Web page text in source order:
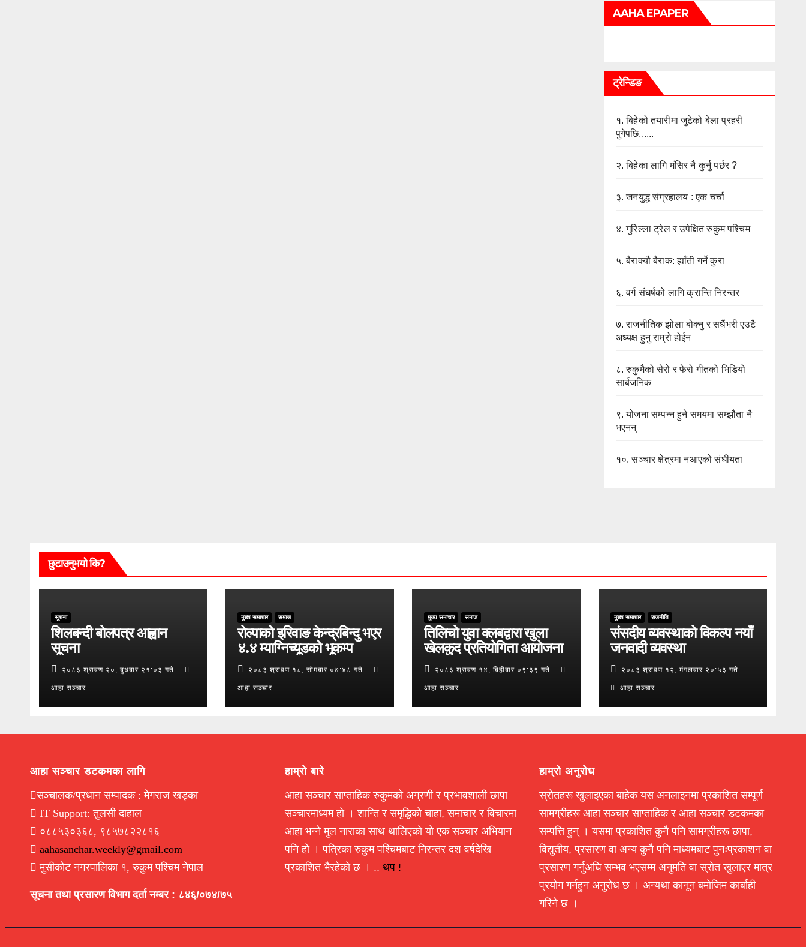
AAHA EPAPER
ट्रेन्डिङ
१.बिहेको तयारीमा जुटेको बेला प्रहरी
पुगेपछि......
२.बिहेका लागि मंसिर नै कुर्नु पर्छर ?
३.जनयुद्ध संग्रहालय : एक चर्चा
४.गुरिल्ला ट्रेल र उपेक्षित रुकुम पश्चिम
५.बैराक्यौ बैराक: ह्याँती गर्ने कुरा
६.वर्ग संघर्षको लागि क्रान्ति निरन्तर
७.राजनीतिक झोला बोक्नु र सधैंभरी एउटै
अध्यक्ष हुनु राम्रो होईन
८.रुकुमैको सेरो र फेरो गीतको भिडियो
सार्बजनिक
९.योजना सम्पन्न हुने समयमा सम्झौता नै
भएनन्
१०.सञ्चार क्षेत्रमा नआएको संघीयता
छुटाउनुभयो कि?
सूचना
शिलबन्दी बोलपत्र आह्वान
सूचना
२०८३ श्रावण २०, बुधबार २१:०३ गते
आहा सञ्चार
मुख्य समाचार समाज
रोल्पाको इरिवाङ केन्द्रबिन्दु भएर
४.४ म्याग्निच्यूडको भूकम्प
२०८३ श्रावण १८, सोमबार ०७:४८ गते
आहा सञ्चार
मुख्य समाचार समाज
तिलिचो युवा क्लबद्वारा खुला
खेलकुद प्रतियोगिता आयोजना
२०८३ श्रावण १४, बिहीबार ०९:३९ गते
आहा सञ्चार
मुख्य समाचार राजनीति
संसदीय व्यवस्थाको विकल्प नयाँ
जनवादी व्यवस्था
२०८३ श्रावण १२, मंगलवार २०:५३ गते
आहा सञ्चार
आहा सञ्चार डटकमका लागि
सञ्चालक/प्रधान सम्पादक : मेगराज खड्का
IT Support: तुलसी दाहाल
०८८५३०३६८, ९८५७८२२८१६
aahasanchar.weekly@gmail.com
मुसीकोट नगरपालिका १, रुकुम पश्चिम नेपाल
सूचना तथा प्रसारण विभाग दर्ता नम्बर : ८४६/०७४/७५
हाम्रो बारे
आहा सञ्चार साप्ताहिक रुकुमको अग्रणी र प्रभावशाली छापा
सञ्चारमाध्यम हो । शान्ति र समृद्धिको चाहा, समाचार र विचारमा
आहा भन्ने मुल नाराका साथ थालिएको यो एक सञ्चार अभियान
पनि हो । पत्रिका रुकुम पश्चिमबाट निरन्तर दश वर्षदेखि
प्रकाशित भैरहेको छ । .. थप !
हाम्रो अनुरोध
स्रोतहरू खुलाइएका बाहेक यस अनलाइनमा प्रकाशित सम्पूर्ण
सामग्रीहरू आहा सञ्चार साप्ताहिक र आहा सञ्चार डटकमका
सम्पत्ति हुन् । यसमा प्रकाशित कुनै पनि सामग्रीहरू छापा,
विद्युतीय, प्रसारण वा अन्य कुनै पनि माध्यमबाट पुनःप्रकाशन वा
प्रसारण गर्नुअघि सम्भव भएसम्म अनुमति वा स्रोत खुलाएर मात्र
प्रयोग गर्नहुन अनुरोध छ । अन्यथा कानून बमोजिम कार्बाही
गरिने छ ।